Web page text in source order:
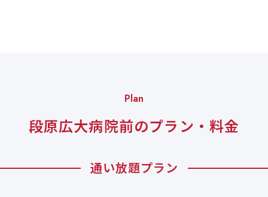
Plan
段原広大病院前のプラン・料金
通い放題プラン